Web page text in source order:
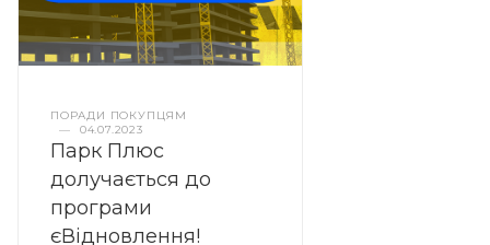
ПОРАДИ ПОКУПЦЯМ
—
04.07.2023
Парк Плюс
долучається до
програми
єВідновлення!